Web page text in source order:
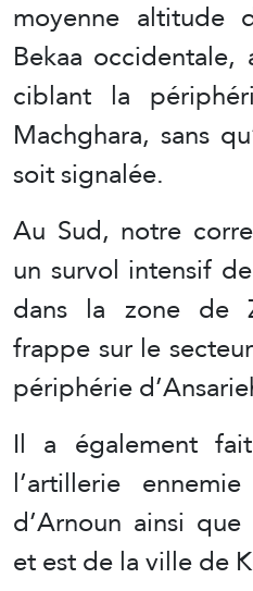
moyenne
Bekaa
ciblant la
Machghara, sans
soit signalée.
Au Sud, notre
un survol intensif
dans la zone de
frappe sur le
périphérie
Il a également
l’artillerie
d’Arnoun ainsi
et est de la ville de